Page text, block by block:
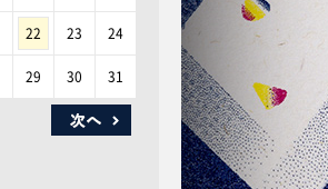
22 23 24
29 30 31